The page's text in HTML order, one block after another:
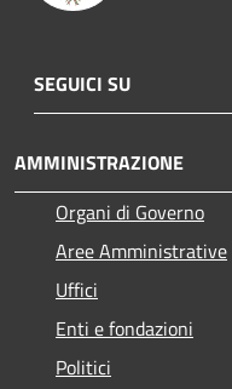
SEGUICI SU
AMMINISTRAZIONE
Organi di Governo
Aree Amministrative
Uffici
Enti e fondazioni
Politici